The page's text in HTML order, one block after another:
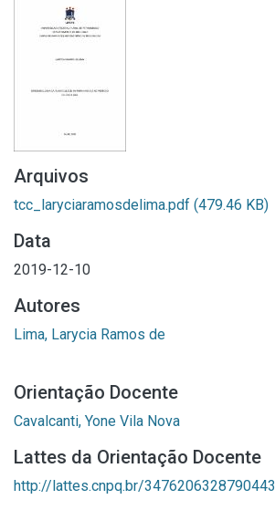
Arquivos
tcc_laryciaramosdelima.pdf (479.46 KB)
Data
2019-12-10
Autores
Lima, Larycia Ramos de
Orientação Docente
Cavalcanti, Yone Vila Nova
Lattes da Orientação Docente
http://lattes.cnpq.br/3476206328790443